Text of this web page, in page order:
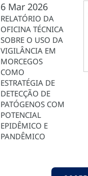
6 Mar 2026
RELATÓRIO DA
OFICINA TÉCNICA
SOBRE O USO DA
VIGILÂNCIA EM
MORCEGOS
COMO
ESTRATÉGIA DE
DETECÇÃO DE
PATÓGENOS COM
POTENCIAL
EPIDÊMICO E
PANDÊMICO